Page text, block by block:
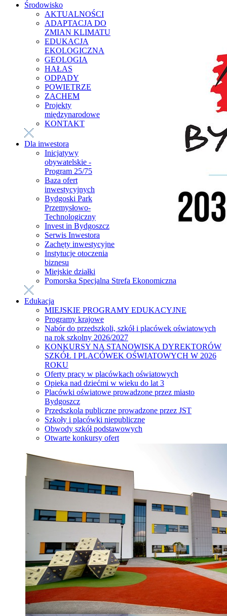
Środowisko
AKTUALNOŚCI
ADAPTACJA DO
ZMIAN KLIMATU
EDUKACJA
EKOLOGICZNA
GEOLOGIA
HAŁAS
ODPADY
POWIETRZE
ZACHEM
Projekty
międzynarodowe
KONTAKT
Dla inwestora
Inicjatywy
obywatelskie -
Program 25/75
Baza ofert
inwestycyjnych
Bydgoski Park
Przemysłowo-
Technologiczny
Invest in Bydgoszcz
Serwis Inwestora
Zachęty inwestycyjne
Instytucje otoczenia
biznesu
Miejskie działki
Pomorska Specjalna Strefa Ekonomiczna
Edukacja
MIEJSKIE PROGRAMY EDUKACYJNE
Programy krajowe
Nabór do przedszkoli, szkół i placówek oświatowych
na rok szkolny 2026/2027
KONKURSY NA STANOWISKA DYREKTORÓW
SZKÓŁ I PLACÓWEK OŚWIATOWYCH W 2026
ROKU
Oferty pracy w placówkach oświatowych
Opieka nad dziećmi w wieku do lat 3
Placówki oświatowe prowadzone przez miasto
Bydgoszcz
Przedszkola publiczne prowadzone przez JST
Szkoły i placówki niepubliczne
Obwody szkół podstawowych
Otwarte konkursy ofert